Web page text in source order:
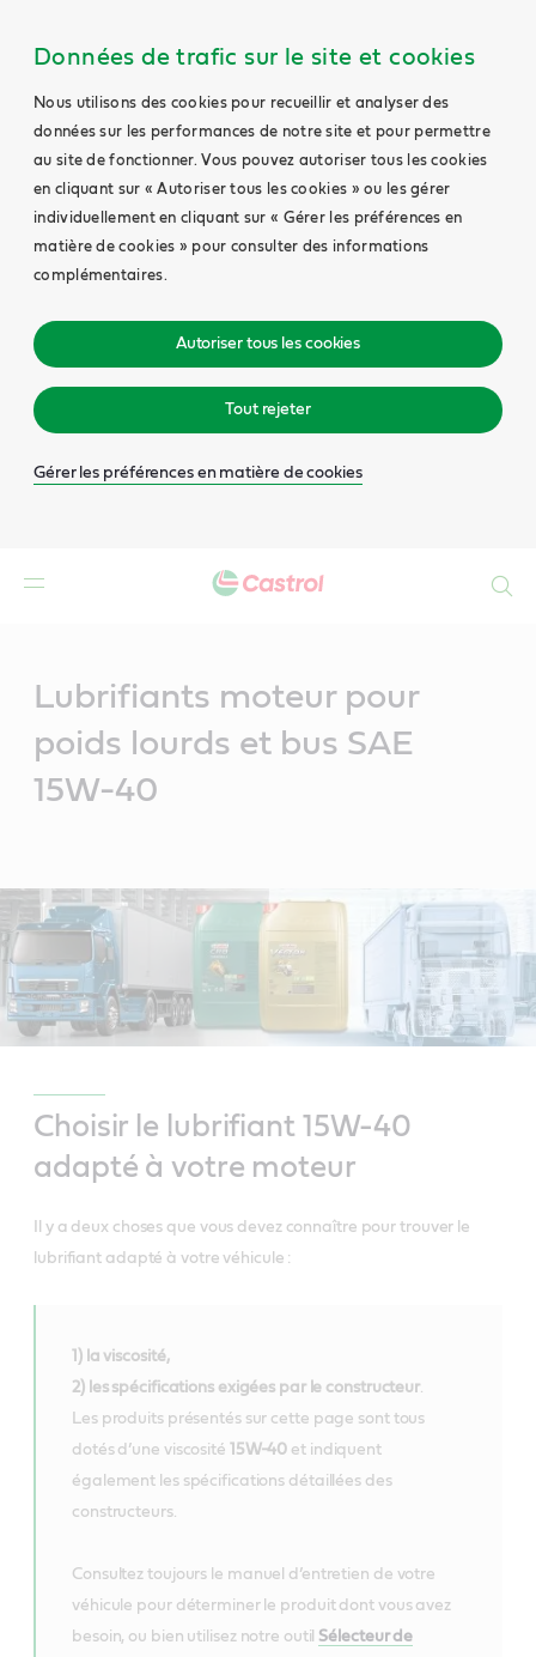
Données de trafic sur le site et cookies
Nous utilisons des cookies pour recueillir et analyser des
données sur les performances de notre site et pour permettre
au site de fonctionner. Vous pouvez autoriser tous les cookies
en cliquant sur « Autoriser tous les cookies » ou les gérer
individuellement en cliquant sur « Gérer les préférences en
matière de cookies » pour consulter des informations
complémentaires.
Autoriser tous les cookies
Tout rejeter
Gérer les préférences en matière de cookies
Lubrifiants moteur pour
poids lourds et bus SAE
15W-40
Choisir le lubrifiant 15W-40
adapté à votre moteur
Il y a deux choses que vous devez connaître pour trouver le
lubrifiant adapté à votre véhicule :
1) la viscosité,
2) les spécifications exigées par le constructeur
Les produits présentés sur cette page sont tous
dotés d’une viscosité 15W-40 et indiquent
également les spécifications détaillées des
constructeurs.
Consultez toujours le manuel d’entretien de votre
véhicule pour déterminer le produit dont vous avez
besoin, ou bien utilisez notre outil Sélecteur de